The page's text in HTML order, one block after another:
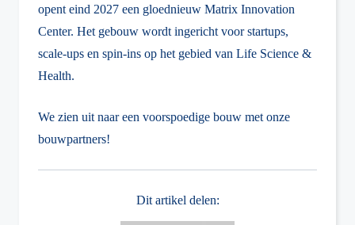
opent eind 2027 een gloednieuw Matrix Innovation
Center. Het gebouw wordt ingericht voor startups,
scale-ups en spin-ins op het gebied van Life Science &
Health.
We zien uit naar een voorspoedige bouw met onze
bouwpartners!
Dit artikel delen: